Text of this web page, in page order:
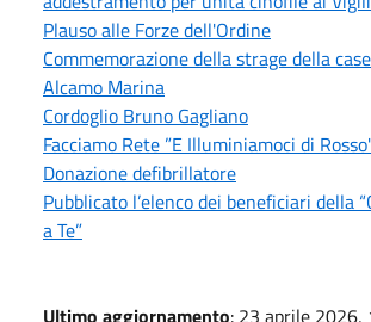
Plauso alle Forze dell'Ordine
Commemorazione della strage della
Alcamo Marina
Cordoglio Bruno Gagliano
Facciamo Rete ”E Illuminiamoci di
Donazione defibrillatore
Pubblicato l’elenco dei beneficiari della
a Te”
Ultimo aggiornamento: 23 aprile 2026,